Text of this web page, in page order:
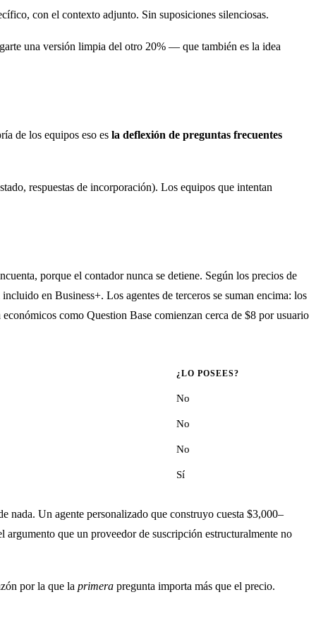
con el contexto adjunto. Sin suposiciones silenciosas.
una versión limpia del otro 20% — que también es la idea
de los equipos eso es la deflexión de preguntas frecuentes
respuestas de incorporación). Los equipos que intentan
porque el contador nunca se detiene. Según los precios de
en Business+. Los agentes de terceros se suman encima: los
como Question Base comienzan cerca de $8 por usuario
¿LO POSEES?
No
No
No
Sí
nada. Un agente personalizado que construyo cuesta $3,000–
argumento que un proveedor de suscripción estructuralmente no
por la que la primera pregunta importa más que el precio.